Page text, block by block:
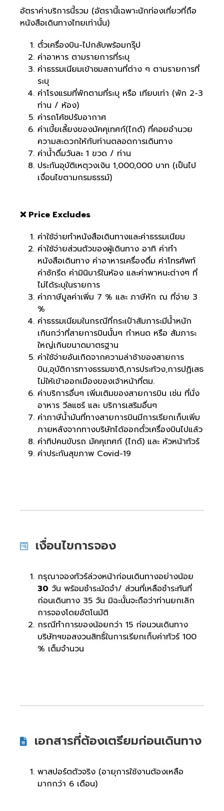
อัตราค่าบริการนี้รวม (อัตรานี้เฉพาะนักท่องเที่ยวที่ถือ
หนังสือเดินทางไทยเท่านั้น)
ตั๋วเครื่องบิน-ไปกลับพร้อมกรุ๊ป
ค่าอาหาร ตามรายการที่ระบุ
ค่าธรรมเนียมเข้าชมสถานที่ต่าง ๆ ตามรายการที่
ระบุ
ค่าโรงแรมที่พักตามที่ระบุ หรือ เทียบเท่า (พัก 2-3
ท่าน / ห้อง)
ค่ารถโค้ชปรับอากาศ
ค่าเบี้ยเลี้ยงของมัคคุเทศก์(ไกด์) ที่คอยอำนวย
ความสะดวกให้กับท่านตลอดการเดินทาง
ค่าน้ำดื่มวันละ 1 ขวด / ท่าน
ประกันอุบัติเหตุวงเงิน 1,000,000 บาท (เป็นไป
เงื่อนไขตามกรมธรรม์)
❌ Price Excludes
ค่าใช้จ่ายทำหนังสือเดินทางและค่าธรรมเนียม
ค่าใช้จ่ายส่วนตัวของผู้เดินทาง อาทิ ค่าทำ
หนังสือเดินทาง ค่าอาหารเครื่องดื่ม ค่าโทรศัพท์
ค่าซักรีด ค่ามินิบาร์ในห้อง และค่าพาหนะต่างๆ ที่
ไม่ได้ระบุในรายการ
ค่าภาษีมูลค่าเพิ่ม 7 % และ ภาษีหัก ณ ที่จ่าย 3
%
ค่าธรรมเนียมในกรณีที่กระเป๋าสัมภาระมีน้ำหนัก
เกินกว่าที่สายการบินนั้นๆ กำหนด หรือ สัมภาระ
ใหญ่เกินขนาดมาตรฐาน
ค่าใช้จ่ายอันเกิดจากความล่าช้าของสายการ
บิน,อุบัติการทางธรรมชาติ,การประท้วง,การปฏิเสธ
ไม่ให้เข้าออกเมืองของเจ้าหน้าที่ตม.
ค่าบริการอื่นๆ เพิ่มเติมของสายการบิน เช่น ที่นั่ง
อาหาร วีลแซร์ และ บริการเสริมอื่นๆ
ค่าภาษีน้ำมันที่ทางสายการบินมีการเรียกเก็บเพิ่ม
ภายหลังจากทางบริษัทได้ออกตั๋วเครื่องบินไปแล้ว
ค่าทิปคนขับรถ มัคคุเทศก์ (ไกด์) และ หัวหน้าทัวร์
ค่าประกันสุขภาพ Covid-19
เงื่อนไขการจอง
กรุณาจองทัวร์ล่วงหน้าก่อนเดินทางอย่างน้อย
30 วัน พร้อมชำระมัดจำ/ ส่วนที่เหลือชำระทันที่
ก่อนเดินทาง 35 วัน มิฉะนั้นจะถือว่าท่านยกเลิก
การจองโดยอัตโนมัติ
กรณีทำการของน้อยกว่า 15 ก่อนวนเดินทาง
บริษัทฯขอสงวนสิทธิ์ในการเรียกเก็บค่าทัวร์ 100
% เต็มจำนวน
เอกสารที่ต้องเตรียมก่อนเดินทาง
พาสปอร์ตตัวจริง (อายุการใช้งานต้องเหลือ
มากกว่า 6 เดือน)